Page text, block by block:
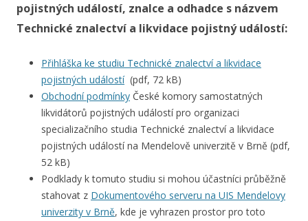
pojistných událostí, znalce a odhadce s názvem
Technické znalectví a likvidace pojistný událostí:
Přihláška ke studiu Technické znalectví a likvidace
pojistných událostí(pdf, 72 kB)
Obchodní podmínky České komory samostatných
likvidátorů pojistných událostí pro organizaci
specializačního studia Technické znalectví a likvidace
pojistných událostí na Mendelově univerzitě v Brně (pdf,
52 kB)
Podklady k tomuto studiu si mohou účastníci průběžně
stahovat z Dokumentového serveru na UIS Mendelovy
univerzity v Brně, kde je vyhrazen prostor pro toto